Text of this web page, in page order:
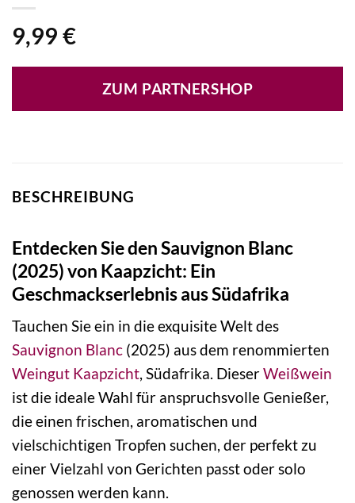
9,99 €
ZUM PARTNERSHOP
BESCHREIBUNG
Entdecken Sie den Sauvignon Blanc
(2025) von Kaapzicht: Ein
Geschmackserlebnis aus Südafrika
Tauchen Sie ein in die exquisite Welt des
Sauvignon Blanc (2025) aus dem renommierten
Weingut Kaapzicht, Südafrika. DieserWeißwein
ist die ideale Wahl für anspruchsvolle Genießer,
die einen frischen, aromatischen und
vielschichtigen Tropfen suchen, der perfekt zu
einer Vielzahl von Gerichten passt oder solo
genossen werden kann.